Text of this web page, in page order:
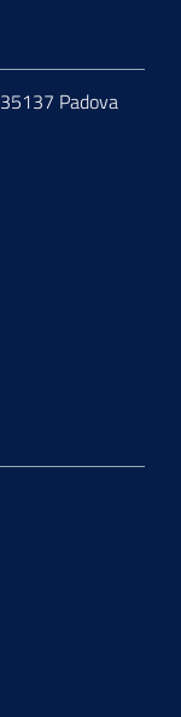
Padova